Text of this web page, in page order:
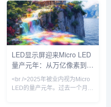
来，随着文旅夜游、裸眼3D、
虚拟拍摄、会议一体机等新兴场
景加速放量，LED显示屏产业明
显回暖。据行业机构预计，
2025年全球LED显示屏市场规
模将突破120亿美元，同比增长
超15%。这背后，既有传统户外
广告屏的存量升级，更有Micro
等新技术的规
LED显示屏迎来Micro LED
量产元年：从万亿像素到虚
拟影棚的产业跃迁
<br />2025年被业内视为Micro
LED的量产元年。过去一个月